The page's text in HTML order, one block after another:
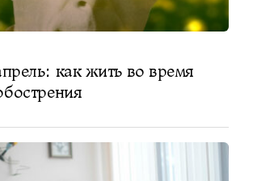
как жить во время